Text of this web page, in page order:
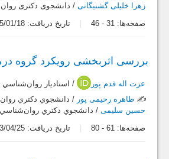
زهرا خلیلی گشنیگانی / دانشجوی دکتری
صفحه‌ها: 31
- تاریخ دریافت: 1395/01/18
بررسی اثربخشی رویکرد گروه
عزت اله قدم پور
/ استاديار روان‌شناسي
✍️ طاهره رحیمی پور / دانشجوي دکتري
حسین سلیمی / دانشجوي دکتري روان‌شناسي
صفحه‌ها: 61
- تاریخ دریافت: 1393/04/25